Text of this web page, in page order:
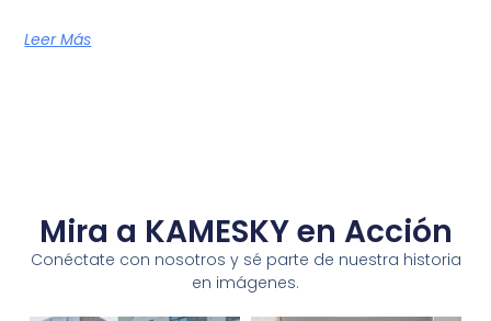
Leer Más
Mira a KAMESKY en Acción
Conéctate con nosotros y sé parte de nuestra historia
en imágenes.